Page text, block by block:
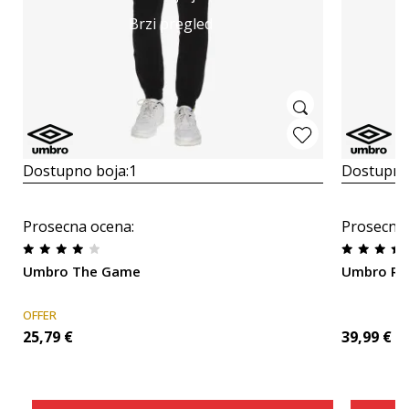
Brzi pregled
Dostupno boja:1
Prosecna ocena:
Umbro The Game
OFFER
25,79 €
Umbro
39,99 €